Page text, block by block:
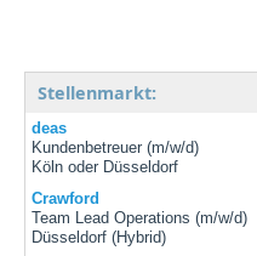
Stellenmarkt:
deas
Kundenbetreuer (m/w/d)
Köln oder Düsseldorf
Crawford
Team Lead Operations (m/w/d)
Düsseldorf (Hybrid)